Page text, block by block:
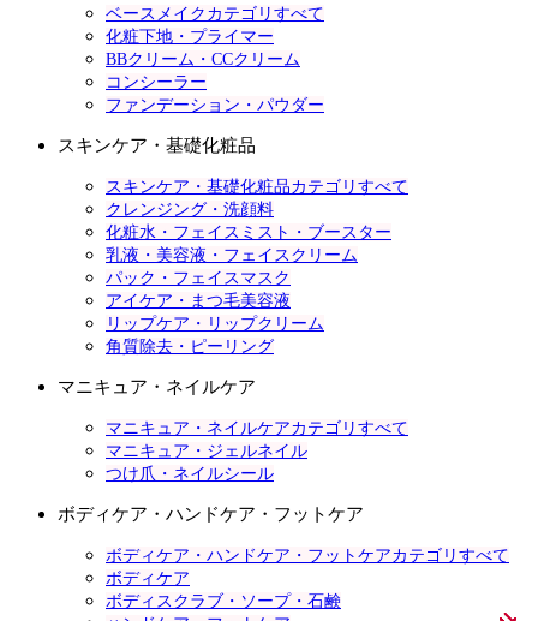
ベースメイクカテゴリすべて
化粧下地・プライマー
BBクリーム・CCクリーム
コンシーラー
ファンデーション・パウダー
スキンケア・基礎化粧品
スキンケア・基礎化粧品カテゴリすべて
クレンジング・洗顔料
化粧水・フェイスミスト・ブースター
乳液・美容液・フェイスクリーム
パック・フェイスマスク
アイケア・まつ毛美容液
リップケア・リップクリーム
角質除去・ピーリング
マニキュア・ネイルケア
マニキュア・ネイルケアカテゴリすべて
マニキュア・ジェルネイル
つけ爪・ネイルシール
ボディケア・ハンドケア・フットケア
ボディケア・ハンドケア・フットケアカテゴリすべて
ボディケア
ボディスクラブ・ソープ・石鹸